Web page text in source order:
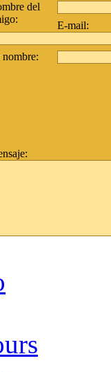
del
E-mail:
nombre: